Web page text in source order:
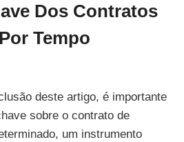
Dos Contratos
Tempo
deste artigo, é importante
sobre o contrato de
um instrumento